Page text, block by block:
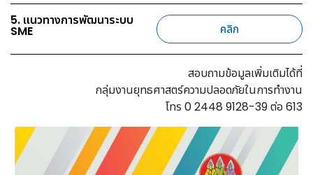
5. แนวทางการพัฒนาระบบ
SME คลิก
สอบถามข้อมูลเพิ่มเติมได้ที่
กลุ่มงานยุทธศาสตร์ความปลอดภัยในการทำงาน
โทร 0 2448 9128-39 ต่อ 613